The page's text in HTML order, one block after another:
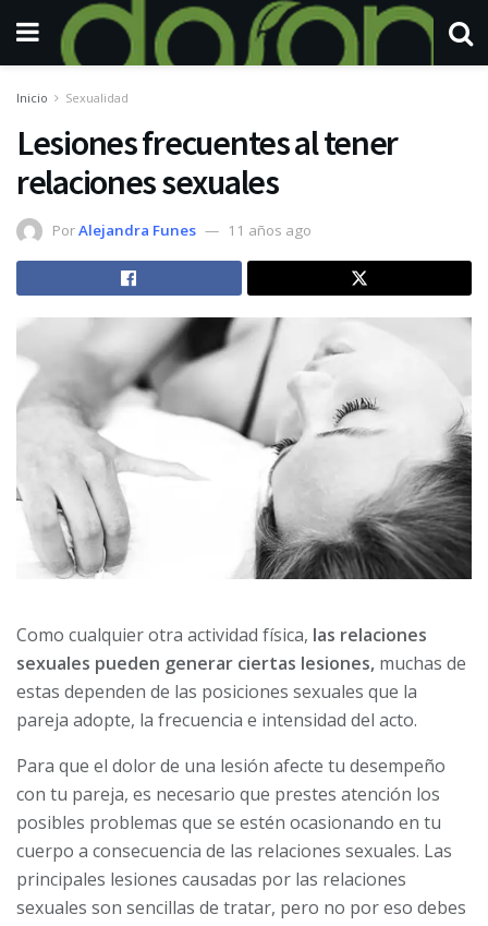
Inicio Sexualidad
Lesiones frecuentes al tener
relaciones sexuales
PorAlejandra Funes 11 años ago
Como cualquier otra actividad física, las relaciones
sexuales pueden generar ciertas lesiones, muchas de
estas dependen de las posiciones sexuales que la
pareja adopte, la frecuencia e intensidad del acto.
Para que el dolor de una lesión afecte tu desempeño
con tu pareja, es necesario que prestes atención los
posibles problemas que se estén ocasionando en tu
cuerpo a consecuencia de las relaciones sexuales. Las
principales lesiones causadas por las relaciones
sexuales son sencillas de tratar, pero no por eso debes